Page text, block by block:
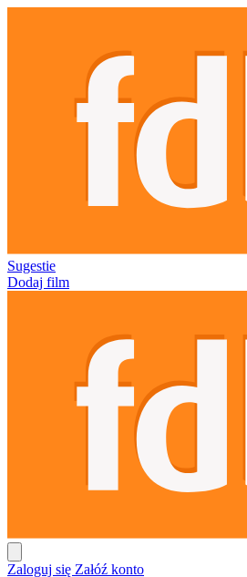
Sugestie
Dodaj film
Zaloguj się Załóź konto